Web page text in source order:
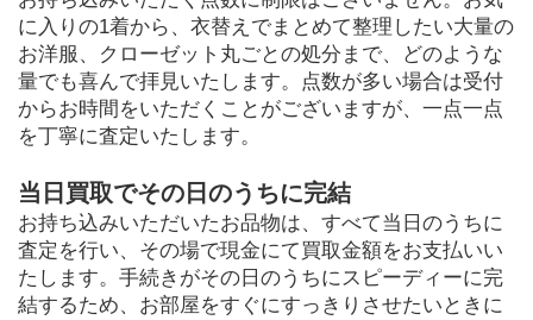
に入りの1着から、衣替えでまとめて整理したい大量の
お洋服、クローゼット丸ごとの処分まで、どのような
量でも喜んで拝見いたします。点数が多い場合は受付
からお時間をいただくことがございますが、一点一点
を丁寧に査定いたします。
当日買取でその日のうちに完結
お持ち込みいただいたお品物は、すべて当日のうちに
査定を行い、その場で現金にて買取金額をお支払いい
たします。手続きがその日のうちにスピーディーに完
結するため、お部屋をすぐにすっきりさせたいときに